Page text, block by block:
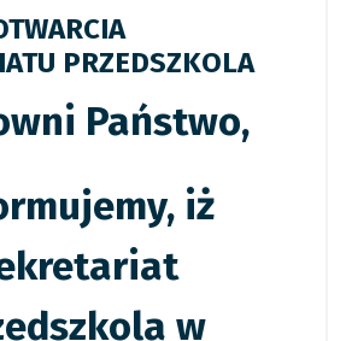
PRZEDSZKOLA
Państwo,
iż
w